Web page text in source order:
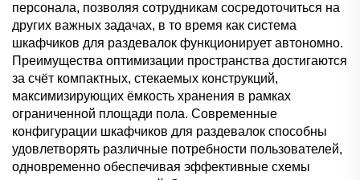
персонала, позволяя сотрудникам сосредоточиться на
других важных задачах, в то время как система
шкафчиков для раздевалок функционирует автономно.
Преимущества оптимизации пространства достигаются
за счёт компактных, стекаемых конструкций,
максимизирующих ёмкость хранения в рамках
ограниченной площади пола. Современные
конфигурации шкафчиков для раздевалок способны
удовлетворять различные потребности пользователей,
одновременно обеспечивая эффективные схемы